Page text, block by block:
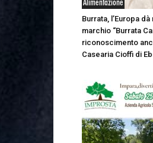
Alimentazione
Burrata, l’Europa dà
marchio “Burrata
riconoscimento
Casearia Cioffi di